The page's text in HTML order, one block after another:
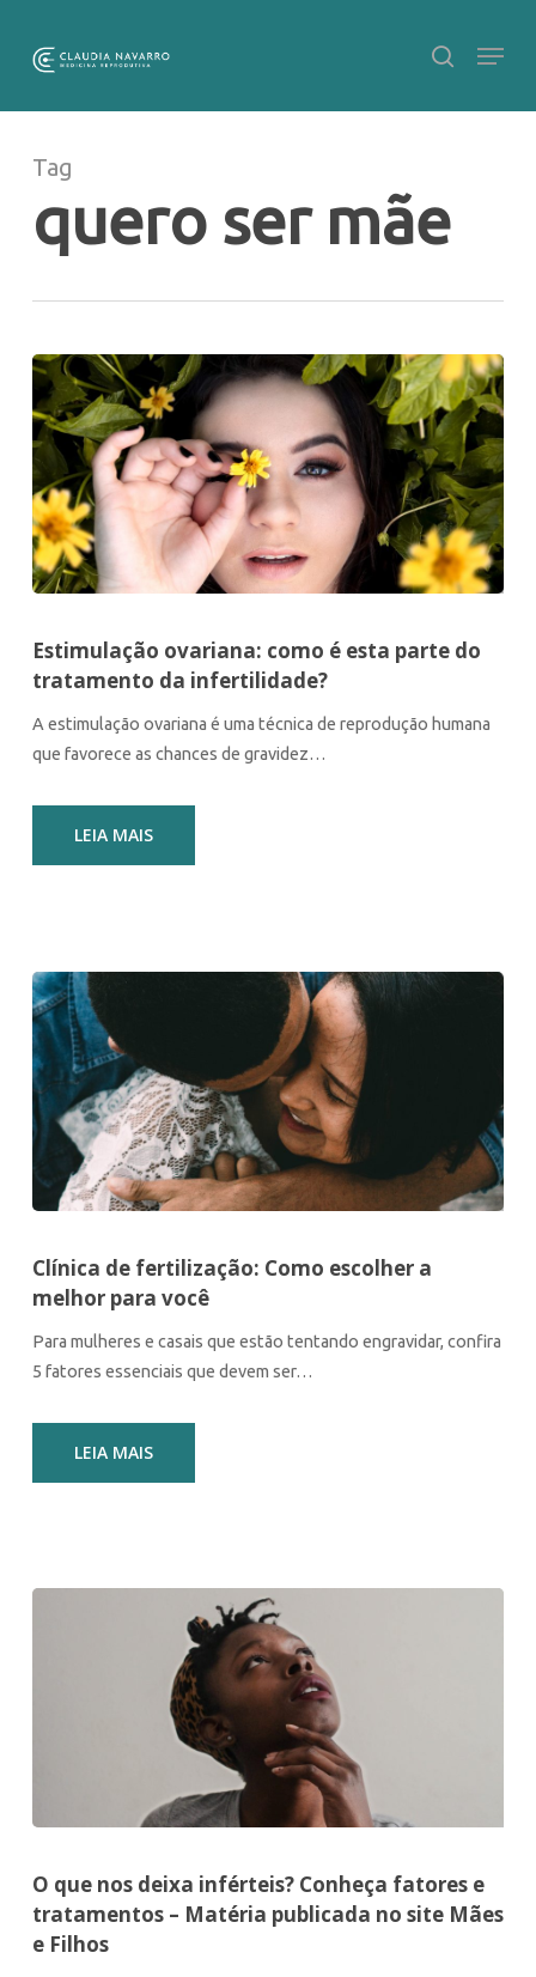
main
Tag
quero ser mãe
Estimulação ovariana: como é esta parte do
tratamento da infertilidade?
A estimulação ovariana é uma técnica de reprodução humana
que favorece as chances de gravidez…
LEIA MAIS
Clínica de fertilização: Como escolher a
melhor para você
Para mulheres e casais que estão tentando engravidar, confira
5 fatores essenciais que devem ser…
LEIA MAIS
O que nos deixa inférteis? Conheça fatores e
tratamentos – Matéria publicada no site Mães
e Filhos